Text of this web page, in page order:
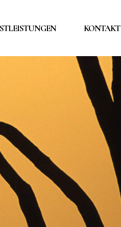
KONTAKT